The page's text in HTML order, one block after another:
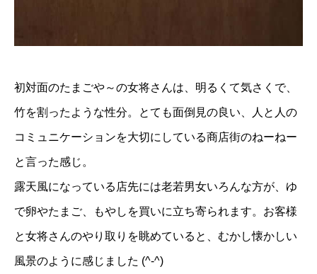
初対面のたまごや～の女将さんは、明るくて気さくで、
竹を割ったような性分。とても面倒見の良い、人と人の
コミュニケーションを大切にしている商店街のねーねー
と言った感じ。
露天風になっている店先には老若男女いろんな方が、ゆ
で卵やたまご、もやしを買いに立ち寄られます。お客様
と女将さんのやり取りを眺めていると、むかし懐かしい
風景のように感じました (^-^)